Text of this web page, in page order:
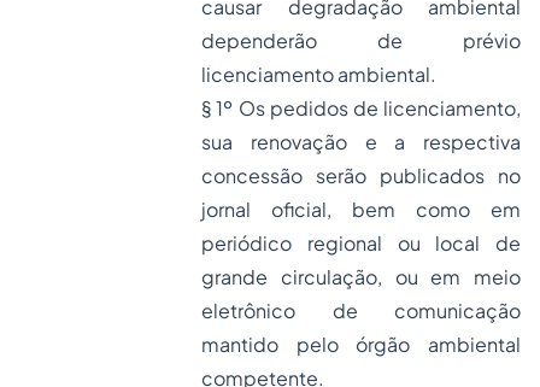
causar degradação ambiental
dependerão de prévio
licenciamento ambiental.
§ 1º Os pedidos de licenciamento,
sua renovação e a respectiva
concessão serão publicados no
jornal oficial, bem como em
periódico regional ou local de
grande circulação, ou em meio
eletrônico de comunicação
mantido pelo órgão ambiental
competente.